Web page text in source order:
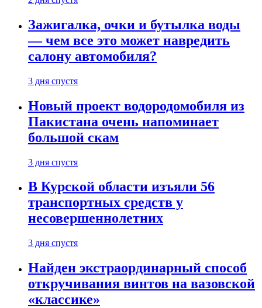
Зажигалка, очки и бутылка воды
— чем все это может навредить
салону автомобиля?
3 дня спустя
Новый проект водородомобиля из
Пакистана очень напоминает
большой скам
3 дня спустя
В Курской области изъяли 56
транспортных средств у
несовершеннолетних
3 дня спустя
Найден экстраординарный способ
откручивания винтов на вазовской
«классике»